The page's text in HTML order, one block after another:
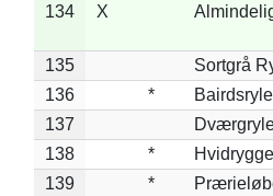
134 X
135
Sortgrå
136
*
137
138
*
139
*